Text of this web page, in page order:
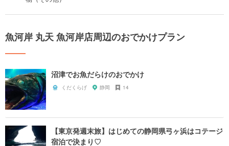
魚河岸 丸天 魚河岸店周辺のおでかけプラン
沼津でお魚だらけのおでかけ
くだくらげ 静岡 14
【東京発週末旅】はじめての静岡県弓ヶ浜はコテージ
宿泊で決まり♡